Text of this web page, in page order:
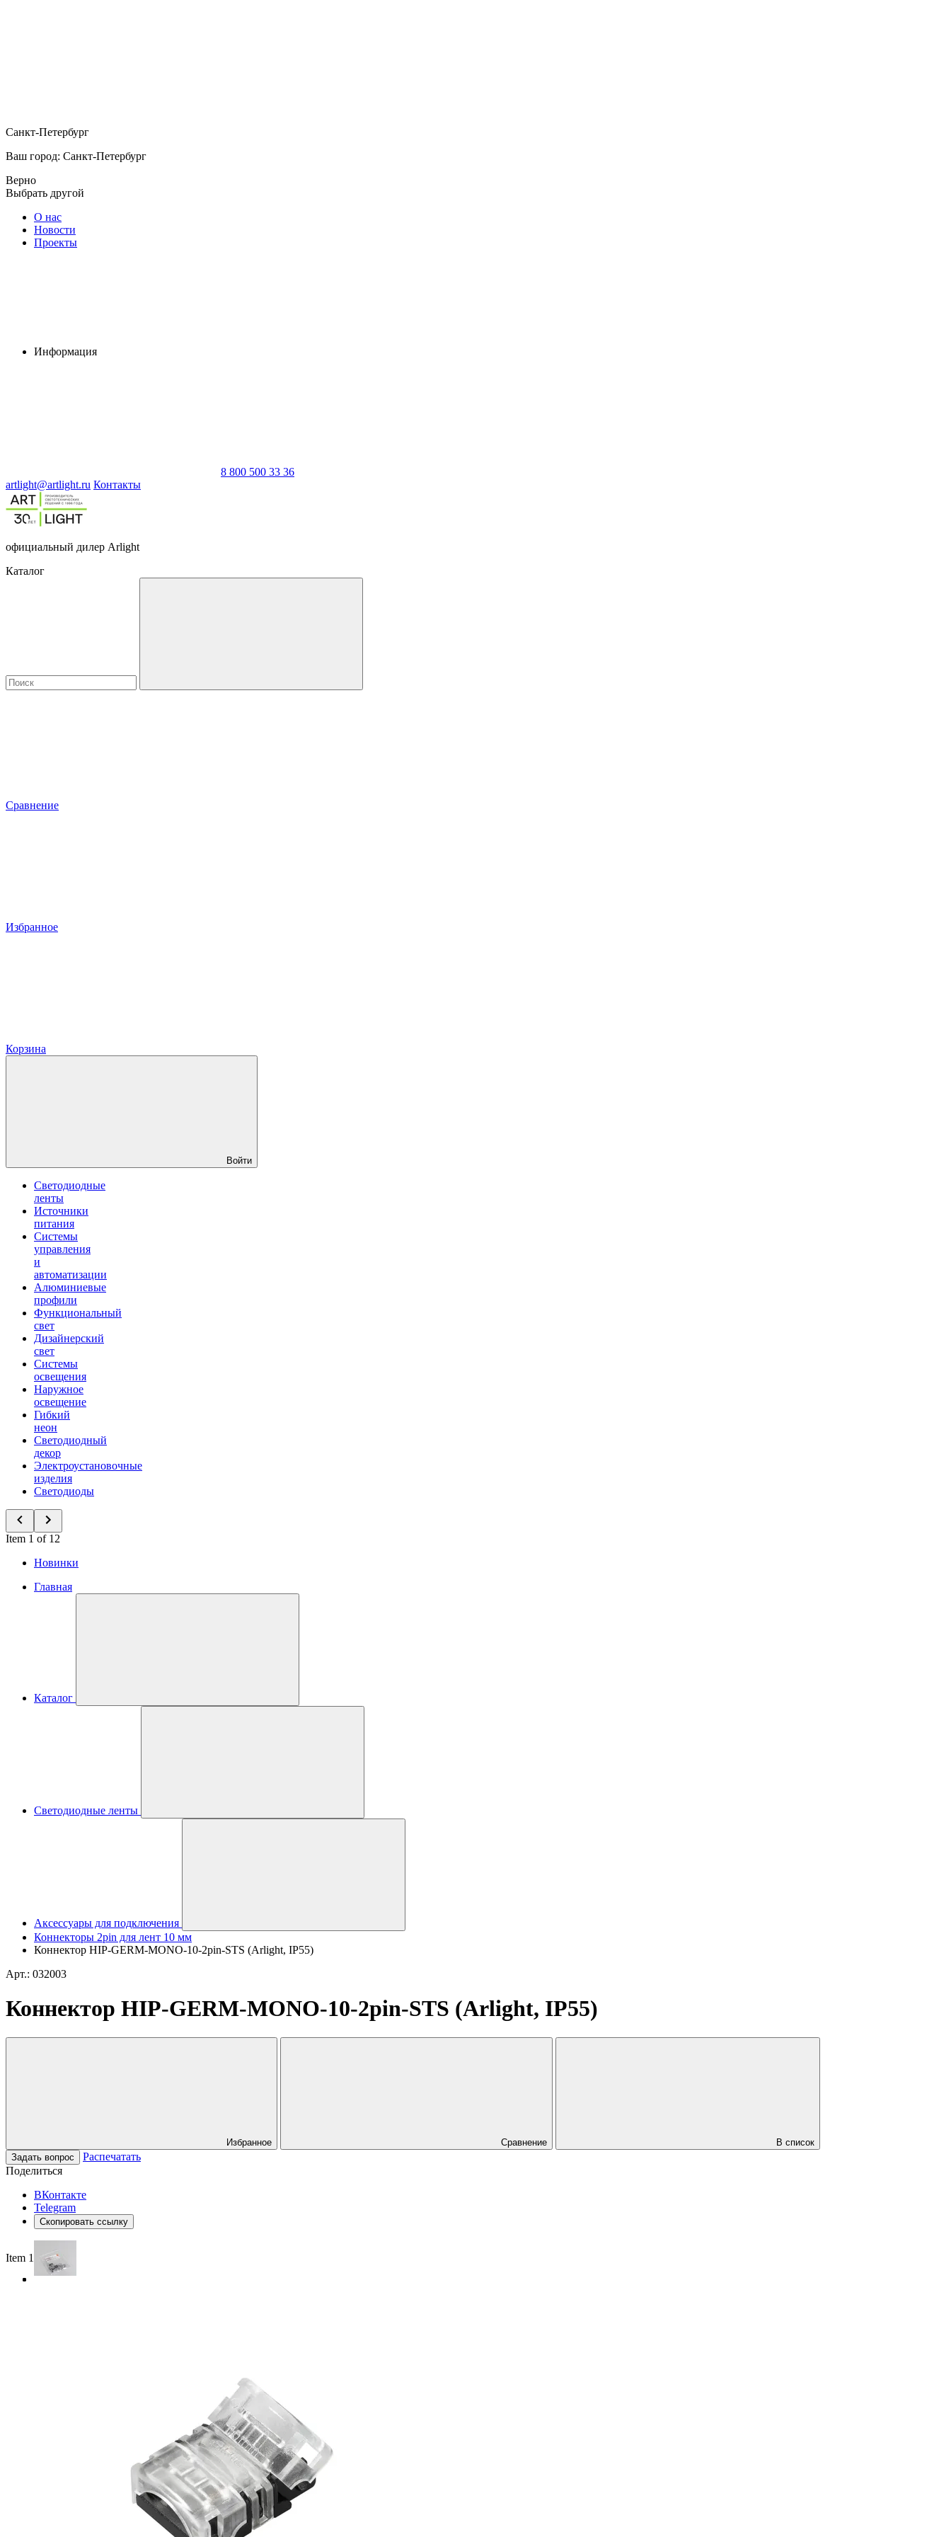
Санкт-Петербург
Ваш город: Санкт-Петербург
Верно
Выбрать другой
О нас
Новости
Проекты
Информация
8 800 500 33 36
artlight@artlight.ru Контакты
официальный дилер Arlight
Каталог
Сравнение
Избранное
Корзина
Войти
Светодиодные
ленты
Источники
питания
Системы
управления
и
автоматизации
Алюминиевые
профили
Функциональный
свет
Дизайнерский
свет
Системы
освещения
Наружное
освещение
Гибкий
неон
Светодиодный
декор
Электроустановочные
изделия
Светодиоды
Item 1 of 12
Новинки
Главная
Каталог
Светодиодные ленты
Аксессуары для подключения
Коннекторы 2pin для лент 10 мм
Коннектор HIP-GERM-MONO-10-2pin-STS (Arlight, IP55)
Арт.: 032003
Коннектор HIP-GERM-MONO-10-2pin-STS (Arlight, IP55)
Избранное Сравнение
В список
Задать вопрос
Распечатать
Поделиться
ВКонтакте
Telegram
Скопировать ссылку
Item 1 of 3